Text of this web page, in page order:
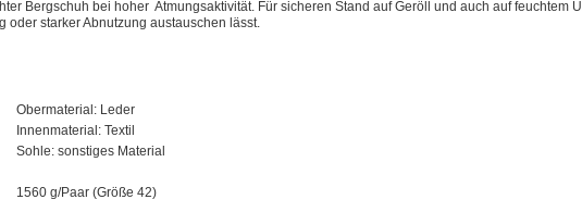
Bergschuh bei hoher Atmungsaktivität. Für sicheren Stand auf Geröll und auch auf feuchtem
oder starker Abnutzung austauschen lässt.
Obermaterial: Leder
Innenmaterial: Textil
Sohle: sonstiges Material
1560 g/Paar (Größe 42)